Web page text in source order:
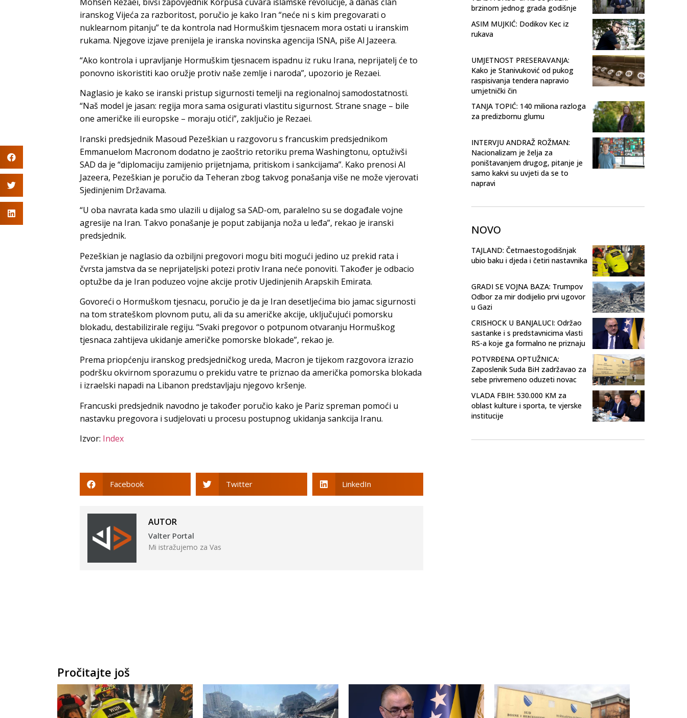
iranskog Vijeća za razboritost, poručio je kako Iran “neće ni s kim pregovarati o
nuklearnom pitanju” te da kontrola nad Hormuškim tjesnacem mora ostati u iranskim
rukama. Njegove izjave prenijela je iranska novinska agencija ISNA, piše Al Jazeera.
“Ako kontrola i upravljanje Hormuškim tjesnacem ispadnu iz ruku Irana, neprijatelj će to
ponovno iskoristiti kao oružje protiv naše zemlje i naroda”, upozorio je Rezaei.
Naglasio je kako se iranski pristup sigurnosti temelji na regionalnoj samodostatnosti.
“Naš model je jasan: regija mora sama osigurati vlastitu sigurnost. Strane snage – bile
one američke ili europske – moraju otići”, zaključio je Rezaei.
Iranski predsjednik Masoud Pezeškian u razgovoru s francuskim predsjednikom
Emmanuelom Macronom dodatno je zaoštrio retoriku prema Washingtonu, optuživši
SAD da je “diplomaciju zamijenio prijetnjama, pritiskom i sankcijama”. Kako prenosi Al
Jazeera, Pezeškian je poručio da Teheran zbog takvog ponašanja više ne može vjerovati
Sjedinjenim Državama.
“U oba navrata kada smo ulazili u dijalog sa SAD-om, paralelno su se događale vojne
agresije na Iran. Takvo ponašanje je poput zabijanja noža u leđa”, rekao je iranski
predsjednik.
Pezeškian je naglasio da ozbiljni pregovori mogu biti mogući jedino uz prekid rata i
čvrsta jamstva da se neprijateljski potezi protiv Irana neće ponoviti. Također je odbacio
optužbe da je Iran poduzeo vojne akcije protiv Ujedinjenih Arapskih Emirata.
Govoreći o Hormuškom tjesnacu, poručio je da je Iran desetljećima bio jamac sigurnosti
na tom strateškom plovnom putu, ali da su američke akcije, uključujući pomorsku
blokadu, destabilizirale regiju. “Svaki pregovor o potpunom otvaranju Hormuškog
tjesnaca zahtijeva ukidanje američke pomorske blokade”, rekao je.
Prema priopćenju iranskog predsjedničkog ureda, Macron je tijekom razgovora izrazio
podršku okvirnom sporazumu o prekidu vatre te priznao da američka pomorska blokada
i izraelski napadi na Libanon predstavljaju njegovo kršenje.
Francuski predsjednik navodno je također poručio kako je Pariz spreman pomoći u
nastavku pregovora i sudjelovati u procesu postupnog ukidanja sankcija Iranu.
Izvor: Index
Facebook Twitter LinkedIn
AUTOR
Valter Portal
Mi istražujemo za Vas
brzinom jednog grada godišnje
ASIM MUJKIĆ: Dodikov Kec iz
rukava
UMJETNOST PRESERAVANJA:
Kako je Stanivuković od pukog
raspisivanja tendera napravio
umjetnički čin
TANJA TOPIĆ: 140 miliona razloga
za predizbornu glumu
INTERVJU ANDRAŽ ROŽMAN:
Nacionalizam je želja za
poništavanjem drugog, pitanje je
samo kakvi su uvjeti da se to
napravi
NOVO
TAJLAND: Četrnaestogodišnjak
ubio baku i djeda i četiri nastavnika
GRADI SE VOJNA BAZA: Trumpov
Odbor za mir dodijelio prvi ugovor
u Gazi
CRISHOCK U BANJALUCI: Održao
sastanke i s predstavnicima vlasti
RS-a koje ga formalno ne priznaju
POTVRĐENA OPTUŽNICA:
Zaposlenik Suda BiH zadržavao za
sebe privremeno oduzeti novac
VLADA FBIH: 530.000 KM za
oblast kulture i sporta, te vjerske
institucije
Pročitajte još